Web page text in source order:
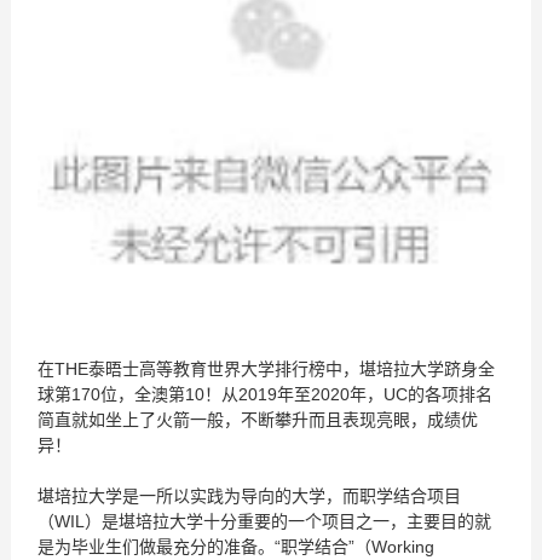
在THE泰晤士高等教育世界大学排行榜中，堪培拉大学跻身全
球第170位，全澳第10！从2019年至2020年，UC的各项排名
简直就如坐上了火箭一般，不断攀升而且表现亮眼，成绩优
异！
堪培拉大学是一所以实践为导向的大学，而职学结合项目
（WIL）是堪培拉大学十分重要的一个项目之一，主要目的就
是为毕业生们做最充分的准备。“职学结合”（Working